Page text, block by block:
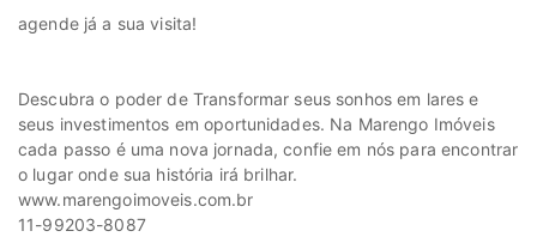
agende já a sua visita!
Descubra o poder de Transformar seus sonhos em lares e
seus investimentos em oportunidades. Na Marengo Imóveis
cada passo é uma nova jornada, confie em nós para encontrar
o lugar onde sua história irá brilhar.
www.marengoimoveis.com.br
11-99203-8087